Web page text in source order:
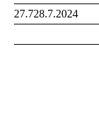
27.728.7.2024